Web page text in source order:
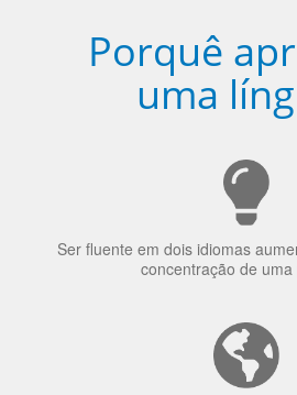
Porquê
uma
Ser fluente em dois idiomas
concentração de uma